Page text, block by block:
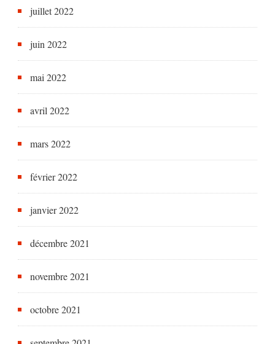
juillet 2022
juin 2022
mai 2022
avril 2022
mars 2022
février 2022
janvier 2022
décembre 2021
novembre 2021
octobre 2021